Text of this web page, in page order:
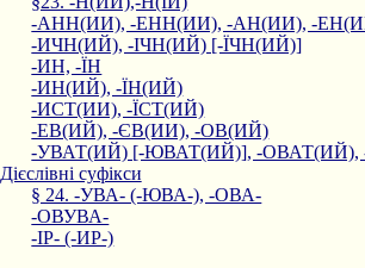
-АНН(ИИ), -ЕНН(ИИ), -АН(ИИ), -
-ИЧН(ИЙ), -ІЧН(ИЙ) [-ЇЧН(ИЙ)]
-ИН, -ЇН
-ИН(ИЙ), -ЇН(ИЙ)
-ИСТ(ИИ), -ЇСТ(ИЙ)
-ЕВ(ИЙ), -ЄВ(ИИ), -ОВ(ИЙ)
-УВАТ(ИЙ) [-ЮВАТ(ИЙ)], -
Дієслівні суфікси
§ 24. -УВА- (-ЮВА-), -ОВА-
-ОВУВА-
-ІР- (-ИР-)